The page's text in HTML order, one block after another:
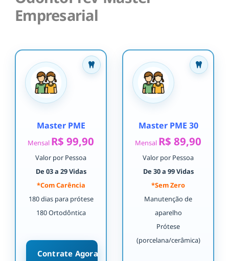
Empresarial
Master PME
Mensal R$ 99,90
Valor por Pessoa
De 03 a 29 Vidas
*Com Carência
180 dias para prótese
180 Ortodôntica
Contrate Agora
Master PME 30
Mensal R$ 89,90
Valor por Pessoa
De 30 a 99 Vidas
*Sem Zero
Manutenção de
aparelho
Prótese
(porcelana/cerâmica)